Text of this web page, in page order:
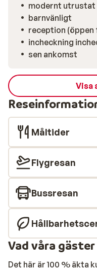
modernt utrustat
barnvänligt
reception (öppen
incheckning
sen ankomst
Visa
Måltider
Flygresan
Bussresan
Vad våra
Det här är 100 % äkta